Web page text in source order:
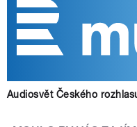
Audiosvět Českého